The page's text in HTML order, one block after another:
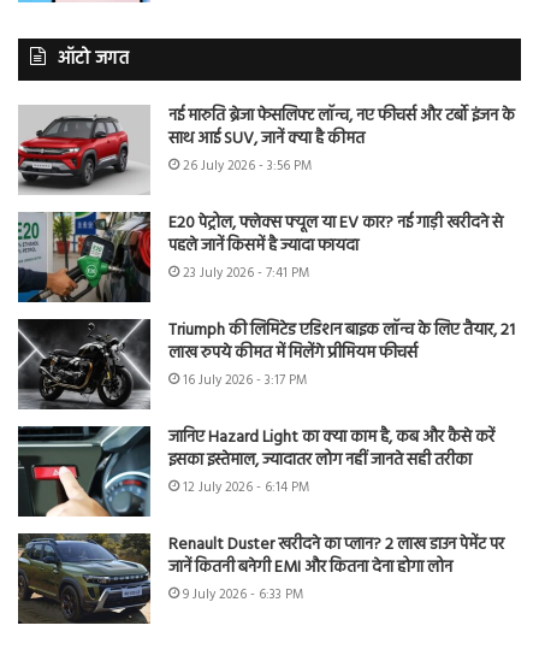
ऑटो जगत
नई मारुति ब्रेजा फेसलिफ्ट लॉन्च, नए फीचर्स और टर्बो इंजन के
साथ आई SUV, जानें क्या है कीमत
26 July 2026 - 3:56 PM
E20 पेट्रोल, फ्लेक्स फ्यूल या EV कार? नई गाड़ी खरीदने से
पहले जानें किसमें है ज्यादा फायदा
23 July 2026 - 7:41 PM
Triumph की लिमिटेड एडिशन बाइक लॉन्च के लिए तैयार, 21
लाख रुपये कीमत में मिलेंगे प्रीमियम फीचर्स
16 July 2026 - 3:17 PM
जानिए Hazard Light का क्या काम है, कब और कैसे करें
इसका इस्तेमाल, ज्यादातर लोग नहीं जानते सही तरीका
12 July 2026 - 6:14 PM
Renault Duster खरीदने का प्लान? 2 लाख डाउन पेमेंट पर
जानें कितनी बनेगी EMI और कितना देना होगा लोन
9 July 2026 - 6:33 PM